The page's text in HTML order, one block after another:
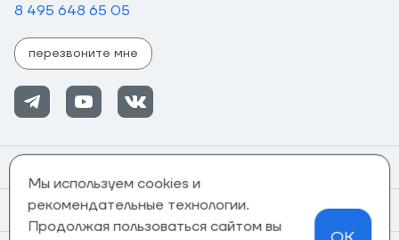
8 495 648 65 05
перезвоните мне
Информация
Мы используем cookies и
рекомендательные технологии.
Продолжая пользоваться сайтом вы